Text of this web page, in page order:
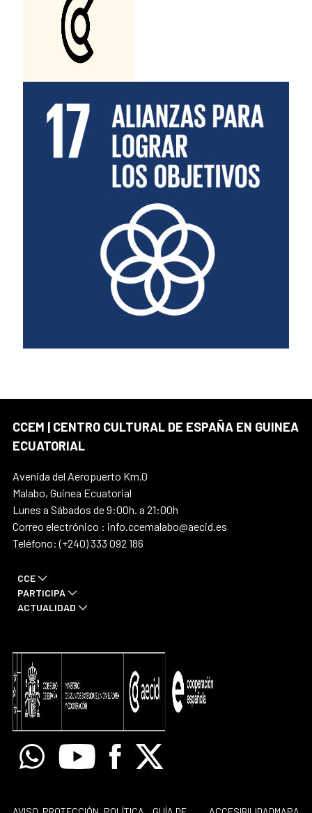
CCEM | CENTRO CULTURAL DE ESPAÑA EN GUINEA
ECUATORIAL
Avenida del Aeropuerto Km.0
Malabo, Guinea Ecuatorial
Lunes a Sábados de 9:00h. a 21:00h
Correo electrónico : info.ccemalabo@aecid.es
Teléfono: (+240) 333 092 186
CCE
PARTICIPA
ACTUALIDAD
WhatsappYoutube Facebook
X